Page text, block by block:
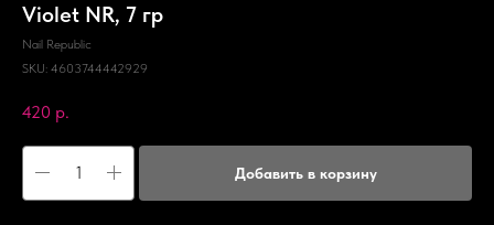
Violet NR, 7 гр
Nail Republic
SKU: 4603744442929
420 р.
Добавить в корзину